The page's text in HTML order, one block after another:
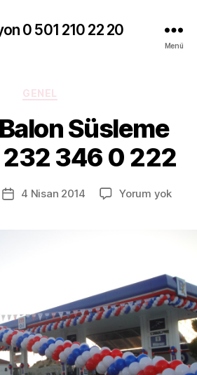
0 501 210 22 20
Menü
Kategoriler
GENEL
Süsleme
232 346 0 222
Yazı4 Nisan 2014 Yorum yok
232
346
222